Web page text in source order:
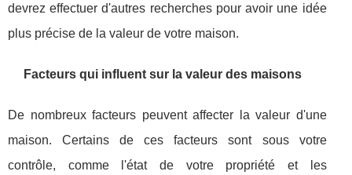
devrez effectuer d'autres recherches pour avoir une idée
plus précise de la valeur de votre maison.
Facteurs qui influent sur la valeur des maisons
De nombreux facteurs peuvent affecter la valeur d'une
maison. Certains de ces facteurs sont sous votre
contrôle, comme l'état de votre propriété et les